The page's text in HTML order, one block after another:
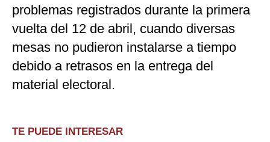
problemas registrados durante la primera
vuelta del 12 de abril, cuando diversas
mesas no pudieron instalarse a tiempo
debido a retrasos en la entrega del
material electoral.
TE PUEDE INTERESAR